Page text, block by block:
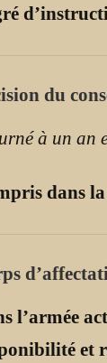
du
à un an
dans la
l’armée
et